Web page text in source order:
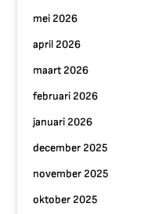
mei 2026
april 2026
maart 2026
februari 2026
januari 2026
december 2025
november 2025
oktober 2025